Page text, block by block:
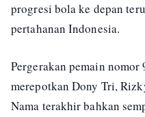
progresi bola ke depan
pertahanan Indonesia.
Pergerakan pemain
merepotkan Dony Tri,
Nama terakhir bahkan